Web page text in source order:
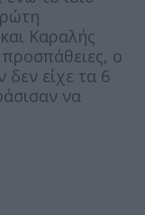
Καραλής
ο
είχε τα 6
να